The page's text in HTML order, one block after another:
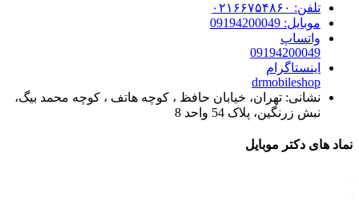
تلفن: ۰۲۱۶۶۷۵۴۸۶۰
موبایل: 09194200049
واتساپ
09194200049
اینستاگرام
drmobileshop
نشانی: تهران، خیابان حافظ ، کوچه هاتف ، کوچه محمد بیگ،
نبش زرنگین، پلاک 54 واحد 8
نماد های دکتر موبایل